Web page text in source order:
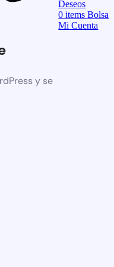
y se
Deseos
0items Bolsa
Mi Cuenta